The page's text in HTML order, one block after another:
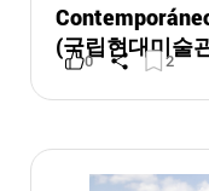
(국립현대미술
0 2